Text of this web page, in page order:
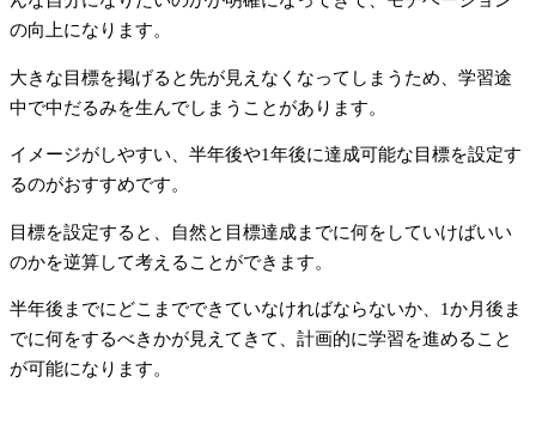
の向上になります。
大きな目標を掲げると先が見えなくなってしまうため、学習途
中で中だるみを生んでしまうことがあります。
イメージがしやすい、半年後や1年後に達成可能な目標を設定す
るのがおすすめです。
目標を設定すると、自然と目標達成までに何をしていけばいい
のかを逆算して考えることができます。
半年後までにどこまでできていなければならないか、1か月後ま
でに何をするべきかが見えてきて、計画的に学習を進めること
が可能になります。